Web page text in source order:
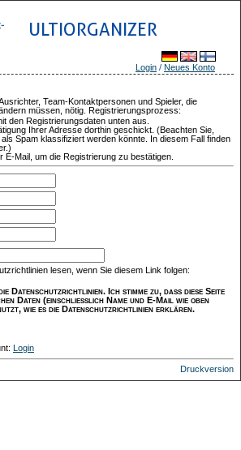
ULTIORGANIZER
Login / Neues Konto
Team-Kontaktpersonen und Spieler, die
müssen, nötig. Registrierungsprozess:
den Registrierungsdaten unten aus.
Ihrer Adresse dorthin geschickt. (Beachten Sie,
Spam klassifiziert werden könnte. In diesem Fall finden
E-Mail, um die Registrierung zu bestätigen.
lesen, wenn Sie diesem Link folgen:
Datenschutzrichtlinien. Ich stimme zu, dass diese Seite
Daten (einschließlich Name und E-Mail wie oben
wie es die Datenschutzrichtlinien erklären.
Login
Druckversion